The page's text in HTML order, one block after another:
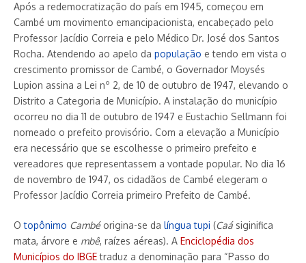
Após a redemocratização do país em 1945, começou em
Cambé um movimento emancipacionista, encabeçado pelo
Professor Jacídio Correia e pelo Médico Dr. José dos Santos
Rocha. Atendendo ao apelo da população e tendo em vista o
crescimento promissor de Cambé, o Governador Moysés
Lupion assina a Lei nº 2, de 10 de outubro de 1947, elevando o
Distrito a Categoria de Município. A instalação do município
ocorreu no dia 11 de outubro de 1947 e Eustachio Sellmann foi
nomeado o prefeito provisório. Com a elevação a Município
era necessário que se escolhesse o primeiro prefeito e
vereadores que representassem a vontade popular. No dia 16
de novembro de 1947, os cidadãos de Cambé elegeram o
Professor Jacídio Correia primeiro Prefeito de Cambé.
Otopônimo Cambéorigina-se da língua tupi (Caásiginifica
mata, árvore e mbê, raízes aéreas). A Enciclopédia dos
Municípios do IBGEtraduz a denominação para “Passo do